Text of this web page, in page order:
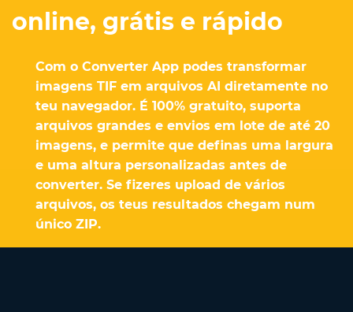
online, grátis e rápido
Com o Converter App podes transformar
imagens TIF em arquivos AI diretamente no
teu navegador. É 100% gratuito, suporta
arquivos grandes e envios em lote de até 20
imagens, e permite que definas uma largura
e uma altura personalizadas antes de
converter. Se fizeres upload de vários
arquivos, os teus resultados chegam num
único ZIP.